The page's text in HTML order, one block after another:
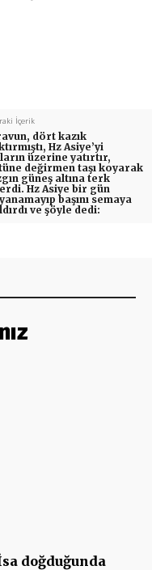
İçerik
dört kazık
Hz Asiye’yi
üzerine yatırtır,
değirmen taşı koyarak
güneş altına terk
Hz Asiye bir gün
başını semaya
ve şöyle dedi:
doğduğunda